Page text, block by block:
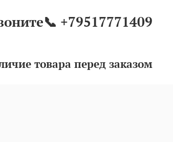
+79517771409
товара перед заказом